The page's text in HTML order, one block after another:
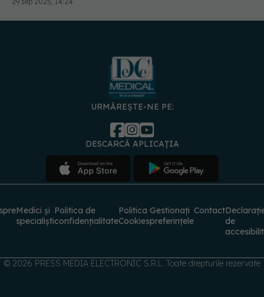
URMĂREȘTE-NE PE:
DESCARCĂ APLICAȚIA
Medici și
specialiști
Politica de
confidențialitate
Politica
Cookies
Gestionați
preferințele
Contact
de
© 2026 PRESS MEDIA ELECTRONIC S.R.L. Toate drepturile rezervate